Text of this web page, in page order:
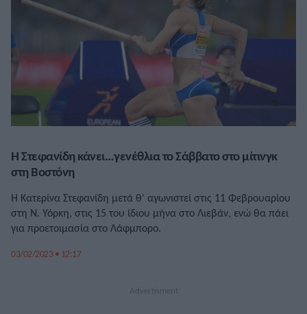
Η Στεφανίδη κάνει…γενέθλια το Σάββατο στο μίτινγκ
στη Βοστόνη
Η Κατερίνα Στεφανίδη μετά θ' αγωνιστεί στις 11 Φεβρουαρίου
στη Ν. Υόρκη, στις 15 του ίδιου μήνα στο Λιεβάν, ενώ θα πάει
για προετοιμασία στο Λάφμπορο.
03/02/2023 • 12:17